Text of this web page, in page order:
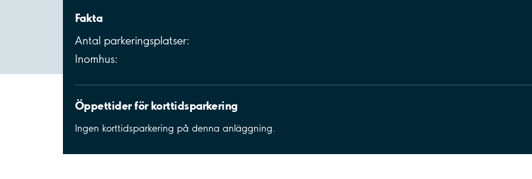
Fakta
Antal parkeringsplatser:
Inomhus:
Öppettider för korttidsparkering
Ingen korttidsparkering på denna anläggning.